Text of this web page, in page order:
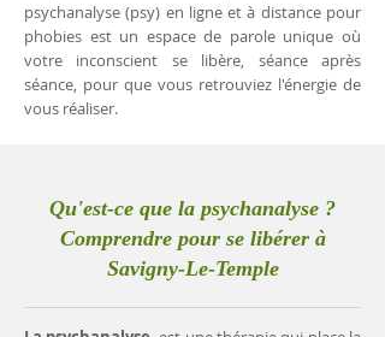
psychanalyse (psy) en ligne et à distance pour
phobies est un espace de parole unique où
votre inconscient se libère, séance après
séance, pour que vous retrouviez l'énergie de
vous réaliser.
Qu'est-ce que la psychanalyse ?
Comprendre pour se libérer à
Savigny-Le-Temple